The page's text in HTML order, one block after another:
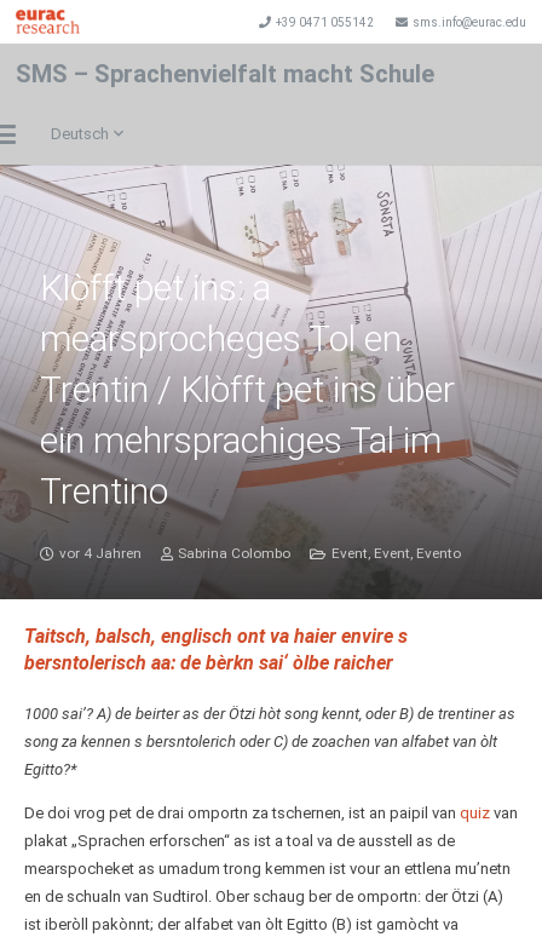
+39 0471 055142 sms.info@eurac.edu
SMS – Sprachenvielfalt macht Schule
Deutsch
Klòfft pet ins: a
mearsprocheges Tol en
Trentin / Klòfft pet ins über
ein mehrsprachiges Tal im
Trentino
vor 4 Jahren Sabrina Colombo Event, Event, Evento
Taitsch, balsch, englisch ont va haier envire s
bersntolerisch aa: de bèrkn sai‘ òlbe raicher
1000 sai’? A) de beirter as der Ötzi hòt song kennt, oder B) de trentiner as
song za kennen s bersntolerich oder C) de zoachen van alfabet van òlt
Egitto?*
De doi vrog pet de drai omportn za tschernen, ist an paipil van quizvan
plakat „Sprachen erforschen“ as ist a toal va de ausstell as de
mearspocheket as umadum trong kemmen ist vour an ettlena mu’netn
en de schualn van Sudtirol. Ober schaug ber de omportn: der Ötzi (A)
ist iberòll pakònnt; der alfabet van òlt Egitto (B) ist gamòcht va